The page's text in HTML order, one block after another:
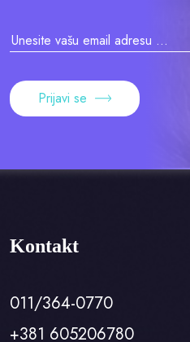
Prijavi se
Kontakt
011/364-0770
+381 605206780